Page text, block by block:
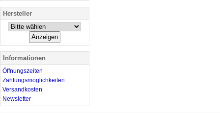
Hersteller
Informationen
Öffnungszeiten
Zahlungsmöglichkeiten
Versandkosten
Newsletter